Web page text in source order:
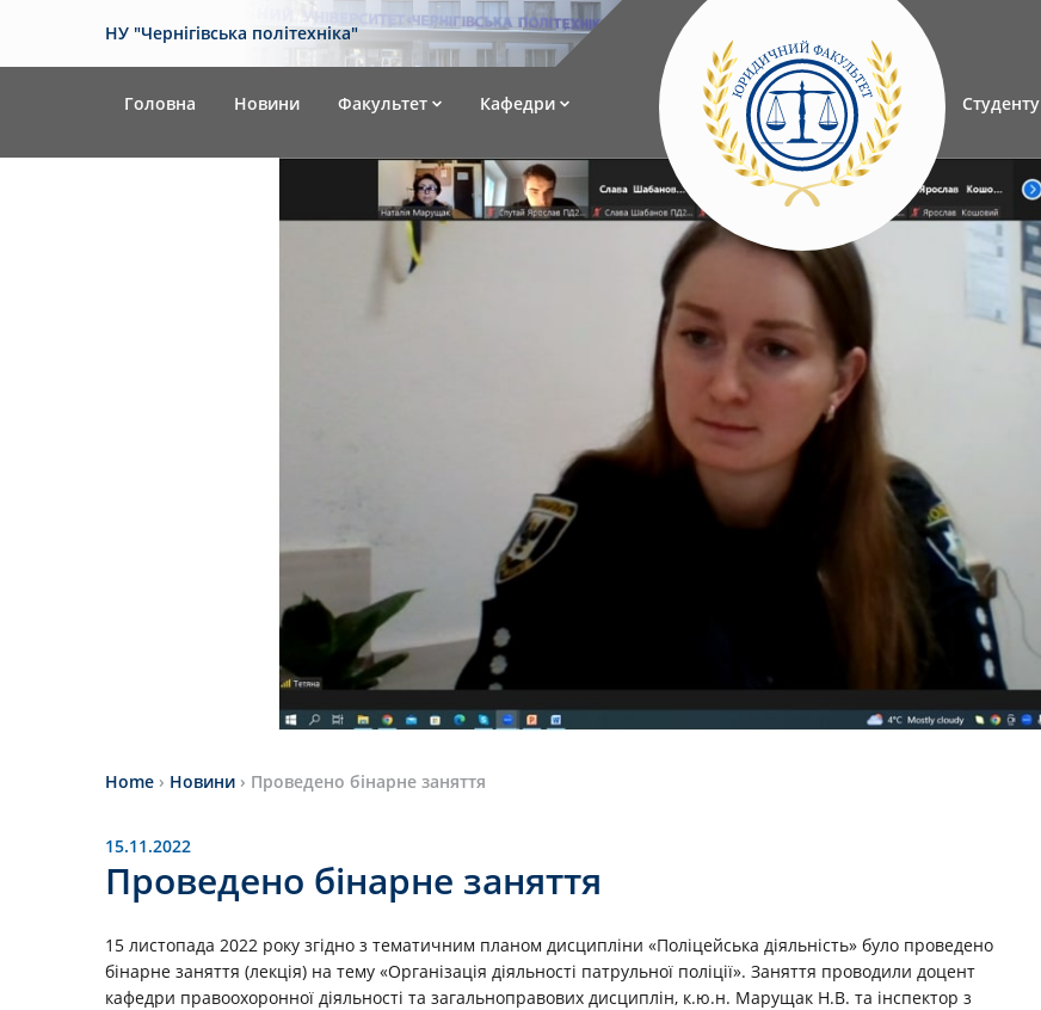
НУ "Чернігівська політехніка"
Головна Новини Факультет Кафедри Студенту
Home › Новини › Проведено бінарне заняття
15.11.2022
Проведено бінарне заняття
15 листопада 2022 року згідно з тематичним планом дисципліни «Поліцейська діяльність» було проведено
бінарне заняття (лекція) на тему «Організація діяльності патрульної поліції». Заняття проводили доцент
кафедри правоохоронної діяльності та загальноправових дисциплін, к.ю.н. Марущак Н.В. та інспектор з